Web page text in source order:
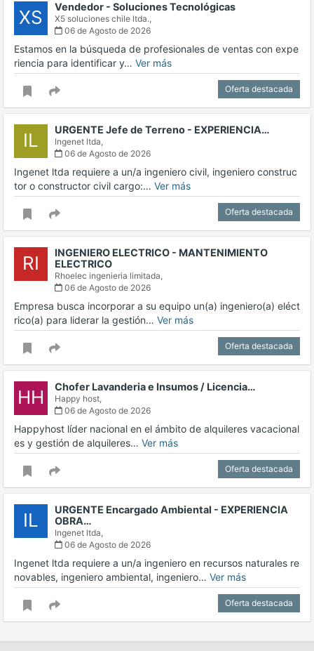
XS Vendedor - Soluciones Tecnológicas
X5 soluciones chile ltda.,
06 de Agosto de 2026
Estamos en la búsqueda de profesionales de ventas con expe
riencia para identificar y… Ver más
Oferta destacada
IL URGENTE Jefe de Terreno - EXPERIENCIA…
Ingenet ltda,
06 de Agosto de 2026
Ingenet ltda requiere a un/a ingeniero civil, ingeniero construc
tor o constructor civil cargo:… Ver más
Oferta destacada
RI
INGENIERO ELECTRICO - MANTENIMIENTO
ELECTRICO
Rhoelec ingenieria limitada,
06 de Agosto de 2026
Empresa busca incorporar a su equipo un(a) ingeniero(a) eléct
rico(a) para liderar la gestión… Ver más
Oferta destacada
HH Chofer Lavanderia e Insumos / Licencia…
Happy host,
06 de Agosto de 2026
Happyhost líder nacional en el ámbito de alquileres vacacional
es y gestión de alquileres… Ver más
Oferta destacada
IL
URGENTE Encargado Ambiental - EXPERIENCIA
OBRA…
Ingenet ltda,
06 de Agosto de 2026
Ingenet ltda requiere a un/a ingeniero en recursos naturales re
novables, ingeniero ambiental, ingeniero… Ver más
Oferta destacada